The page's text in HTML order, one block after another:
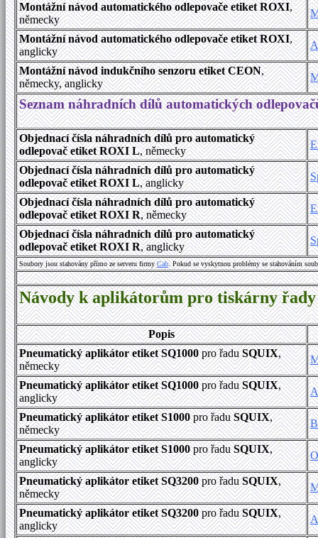
Montážní návod automatického odlepovače etiket ROXI,
německy
Montážní návod automatického odlepovače etiket ROXI,
anglicky
Montážní návod indukčního senzoru etiket CEON,
německy, anglicky
Seznam náhradních dílů automatických
Objednací čísla náhradních dílů pro automatický
odlepovač etiket ROXI L, německy
Objednací čísla náhradních dílů pro automatický
odlepovač etiket ROXI L, anglicky
Objednací čísla náhradních dílů pro automatický
odlepovač etiket ROXI R, německy
Objednací čísla náhradních dílů pro automatický
odlepovač etiket ROXI R, anglicky
Soubory jsou stahovány přímo ze serveru firmyCab. Pokud se vyskytnou problémy se stahováním
Návody k aplikátorům pro tiskárny
Popis
Pneumatický aplikátor etiket SQ1000pro řaduSQUIX,
německy
Pneumatický aplikátor etiket SQ1000pro řaduSQUIX,
anglicky
Pneumatický aplikátor etiket S1000pro řaduSQUIX,
německy
Pneumatický aplikátor etiket S1000pro řaduSQUIX,
anglicky
Pneumatický aplikátor etiket SQ3200pro řaduSQUIX,
německy
Pneumatický aplikátor etiket SQ3200pro řaduSQUIX,
anglicky